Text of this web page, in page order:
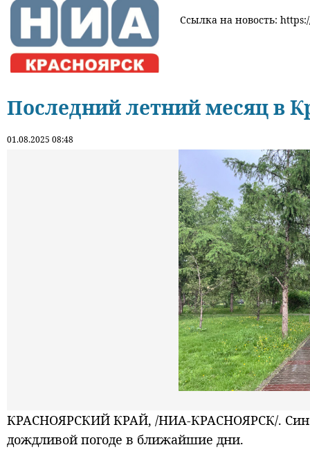
Ссылка на новость:
Последний летний месяц в
01.08.2025 08:48
КРАСНОЯРСКИЙ КРАЙ, /НИА-КРАСНОЯРСК/.
дождливой погоде в ближайшие дни.